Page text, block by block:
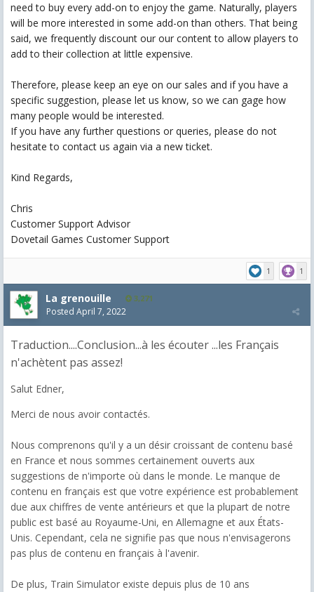
need to buy every add-on to enjoy the game. Naturally, players
will be more interested in some add-on than others. That being
said, we frequently discount our our content to allow players to
add to their collection at little expensive.
Therefore, please keep an eye on our sales and if you have a
specific suggestion, please let us know, so we can gage how
many people would be interested.
If you have any further questions or queries, please do not
hesitate to contact us again via a new ticket.
Kind Regards,
Chris
Customer Support Advisor
Dovetail Games Customer Support
1 1
La grenouille 3,271
Posted April 7, 2022
Traduction....Conclusion...à les écouter ...les Français
n'achètent pas assez!
Salut Edner,
Merci de nous avoir contactés.
Nous comprenons qu'il y a un désir croissant de contenu basé
en France et nous sommes certainement ouverts aux
suggestions de n'importe où dans le monde. Le manque de
contenu en français est que votre expérience est probablement
due aux chiffres de vente antérieurs et que la plupart de notre
public est basé au Royaume-Uni, en Allemagne et aux États-
Unis. Cependant, cela ne signifie pas que nous n'envisagerons
pas plus de contenu en français à l'avenir.
De plus, Train Simulator existe depuis plus de 10 ans